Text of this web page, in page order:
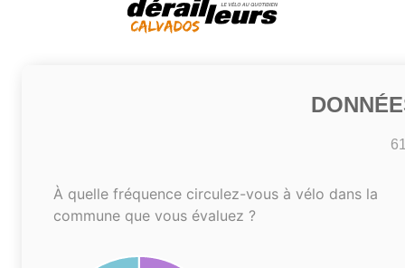
À quelle fréquence circulez-vous à vélo dans la
commune que vous évaluez ?